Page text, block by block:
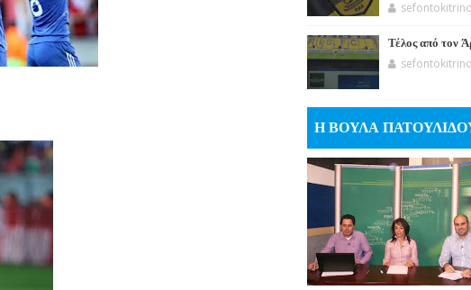
sefontokitrino
Τέλος από τον
sefontokitrino
Η ΒΟΥΛΑ